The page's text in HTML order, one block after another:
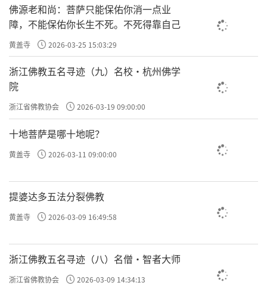
佛源老和尚：菩萨只能保佑你消一点业
障，不能保佑你长生不死。不死得靠自己
黄盖寺 2026-03-25 15:03:29
浙江佛教五名寻迹（九）名校·杭州佛学
院
浙江省佛教协会 2026-03-19 09:00:00
十地菩萨是哪十地呢？
黄盖寺 2026-03-11 09:00:00
提婆达多五法分裂佛教
黄盖寺 2026-03-09 16:49:58
浙江佛教五名寻迹（八）名僧·智者大师
浙江省佛教协会 2026-03-09 14:34:13